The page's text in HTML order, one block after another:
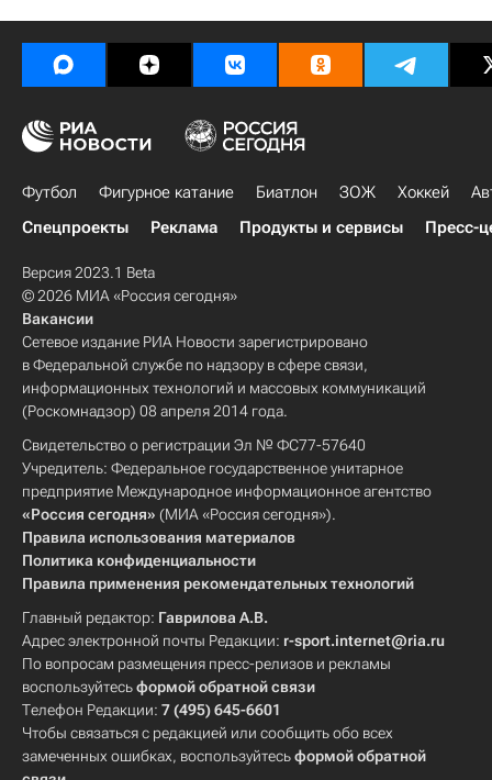
Футбол Фигурное катание Биатлон ЗОЖ Хоккей
Спецпроекты
Реклама Продукты и сервисы Пресс-
Версия 2023.1 Beta
© 2026 МИА «Россия сегодня»
Вакансии
Сетевое издание РИА Новости зарегистрировано
в Федеральной службе по надзору в сфере связи,
информационных технологий и массовых коммуникаций
(Роскомнадзор) 08 апреля 2014 года.
Свидетельство о регистрации Эл № ФС77-57640
Учредитель: Федеральное государственное унитарное
предприятие Международное информационное агентство
«Россия сегодня» (МИА «Россия сегодня»).
Правила использования материалов
Политика конфиденциальности
Правила применения рекомендательных технологий
Главный редактор: Гаврилова А.В.
Адрес электронной почты Редакции: r-sport.internet@ria.ru
По вопросам размещения пресс-релизов и рекламы
воспользуйтесьформой обратной связи
Телефон Редакции: 7 (495) 645-6601
Чтобы связаться с редакцией или сообщить обо всех
замеченных ошибках, воспользуйтесьформой обратной